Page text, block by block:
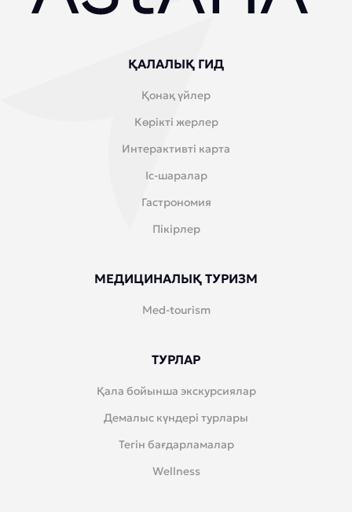
ҚАЛАЛЫҚ ГИД
Қонақ үйлер
Көрікті жерлер
Интерактивті карта
Іс-шаралар
Гастрономия
Пікірлер
МЕДИЦИНАЛЫҚ ТУРИЗМ
Med-tourism
ТУРЛАР
Қала бойынша экскурсиялар
Демалыс күндері турлары
Тегін бағдарламалар
Wellness